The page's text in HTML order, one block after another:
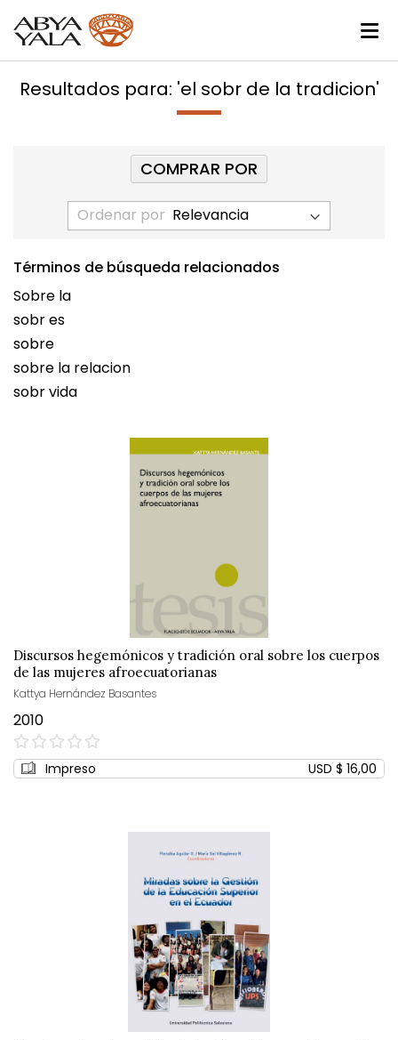
Resultados para: 'el sobr de la tradicion'
Ordenar por
Términos de búsqueda relacionados
Sobre la
sobr es
sobre
sobre la relacion
sobr vida
Discursos hegemónicos y tradición oral sobre los cuerpos
de las mujeres afroecuatorianas
Kattya Hernández Basantes
2010
0%
Impreso USD $ 16,00
COMPRAR POR